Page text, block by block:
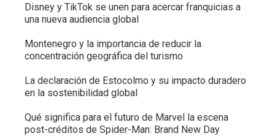
Disney y TikTok se unen para acercar franquicias a
una nueva audiencia global
Montenegro y la importancia de reducir la
concentración geográfica del turismo
La declaración de Estocolmo y su impacto duradero
en la sostenibilidad global
Qué significa para el futuro de Marvel la escena
post-créditos de Spider-Man: Brand New Day